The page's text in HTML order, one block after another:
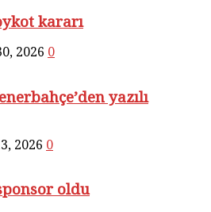
kararı
2026 0
yazılı
2026 0
oldu